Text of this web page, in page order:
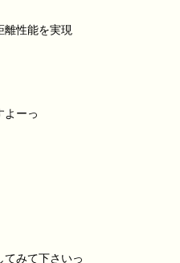
離性能を実現
よーっ
てみて下さいっ